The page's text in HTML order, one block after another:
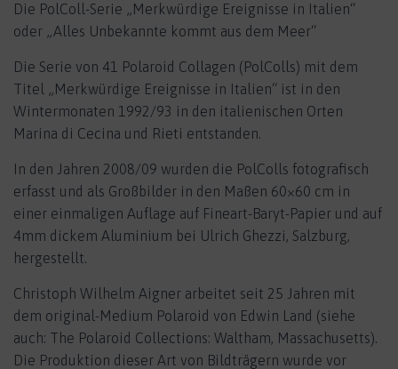
Die PolColl-Serie „Merkwürdige Ereignisse in Italien“
oder „Alles Unbekannte kommt aus dem Meer“
Die Serie von 41 Polaroid Collagen (PolColls) mit dem
Titel „Merkwürdige Ereignisse in Italien“ ist in den
Wintermonaten 1992/93 in den italienischen Orten
Marina di Cecina und Rieti entstanden.
In den Jahren 2008/09 wurden die PolColls fotografisch
erfasst und als Großbilder in den Maßen 60×60 cm in
einer einmaligen Auflage auf Fineart-Baryt-Papier und auf
4mm dickem Aluminium bei Ulrich Ghezzi, Salzburg,
hergestellt.
Christoph Wilhelm Aigner arbeitet seit 25 Jahren mit
dem original-Medium Polaroid von Edwin Land (siehe
auch: The Polaroid Collections: Waltham, Massachusetts).
Die Produktion dieser Art von Bildträgern wurde vor